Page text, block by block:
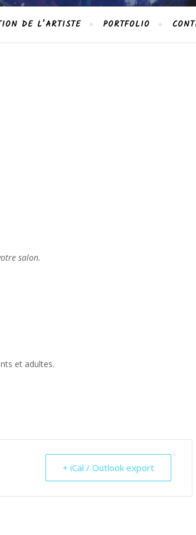
DE L’ARTISTE PORTFOLIO
salon.
et adultes.
+ iCal / Outlook export